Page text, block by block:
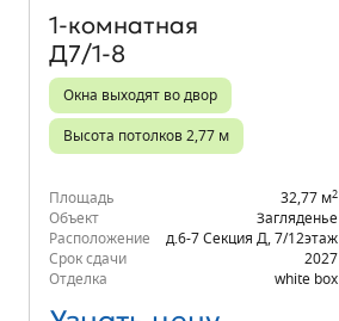
1‑комнатная
Д7/1-8
Окна выходят во двор
Высота потолков 2,77 м
Площадь 32,77 м2
Объект
Загляденье
Расположение
д.6-7 Секция Д 7/12этаж
Срок сдачи
2027
Отделка
white box